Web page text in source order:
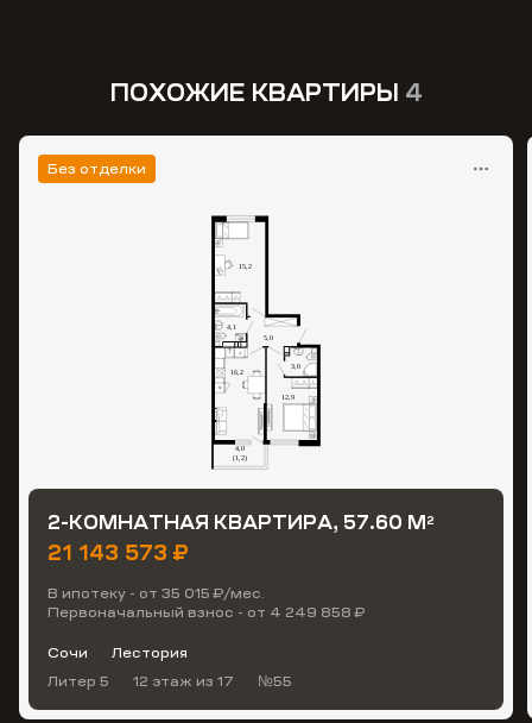
ПОХОЖИЕ КВАРТИРЫ 4
Без отделки
2-КОМНАТНАЯ КВАРТИРА, 57.60 М2
21 143 573 ₽
В ипотеку - от 35 015 ₽/мес.
Первоначальный взнос - от 4 249 858 ₽
Сочи
Лестория
Литер 5
12 этаж из 17 №55